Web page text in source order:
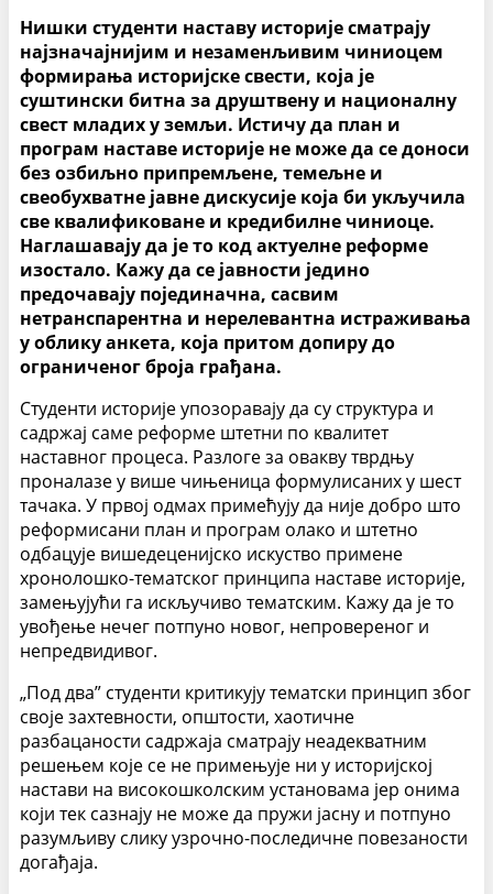
Нишки студенти наставу историје сматрају
најзначајнијим и незаменљивим чиниоцем
формирања историјске свести, која је
суштински битна за друштвену и националну
свест младих у земљи. Истичу да план и
програм наставе историје не може да се доноси
без озбиљно припремљене, темељне и
свеобухватне јавне дискусије која би укључила
све квалификоване и кредибилне чиниоце.
Наглашавају да је то код актуелне реформе
изостало. Кажу да се јавности једино
предочавају појединачна, сасвим
нетранспарентна и нерелевантна истраживања
у облику анкета, која притом допиру до
ограниченог броја грађана.
Студенти историје упозоравају да су структура и
садржај саме реформе штетни по квалитет
наставног процеса. Разлоге за овакву тврдњу
проналазе у више чињеница формулисаних у шест
тачака. У првој одмах примећују да није добро што
реформисани план и програм олако и штетно
одбацује вишедеценијско искуство примене
хронолошко-тематског принципа наставе историје,
замењујући га искључиво тематским. Кажу да је то
увођење нечег потпуно новог, непровереног и
непредвидивог.
„Под два” студенти критикују тематски принцип због
своје захтевности, општости, хаотичне
разбацаности садржаја сматрају неадекватним
решењем које се не примењује ни у историјској
настави на високошколским установама јер онима
који тек сазнају не може да пружи јасну и потпуно
разумљиву слику узрочно-последичне повезаности
догађаја.